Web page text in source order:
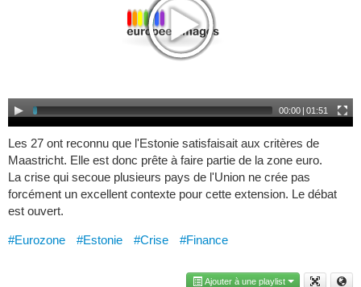
00:00 | 01:51
Les 27 ont reconnu que l'Estonie satisfaisait aux critères de
Maastricht. Elle est donc prête à faire partie de la zone euro.
La crise qui secoue plusieurs pays de l'Union ne crée pas
forcément un excellent contexte pour cette extension. Le débat
est ouvert.
#Eurozone #Estonie #Crise #Finance
Ajouter à une playlist